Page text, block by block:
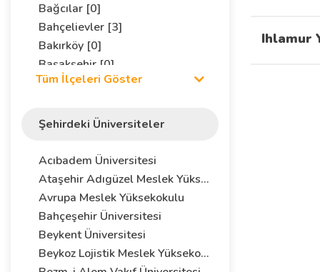
Bağcılar [0]
Bahçelievler [3]
Bakırköy [0]
Başakşehir [0]
Bayrampaşa [0]
Beykoz [0]
Beyoğlu [1]
Büyükçekmece [0]
Çatalca [0]
Çekmeköy [0]
Esenler [0]
Esenyurt [0]
Eyüp [0]
Tüm İlçeleri Göster
Şehirdeki Üniversiteler
Acıbadem Üniversitesi
Ataşehir Adıgüzel Meslek Yüksekokulu
Avrupa Meslek Yüksekokulu
Bahçeşehir Üniversitesi
Beykent Üniversitesi
Beykoz Lojistik Meslek Yüksekokulu
Ihlamur